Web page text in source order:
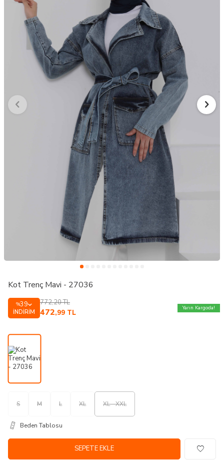
Kot Trenç Mavi - 27036
%39
İNDIRIM
772,20TL
472,99 TL
Yarın Kargoda!
S M L XL XL - XXL
Beden Tablosu
SEPETE EKLE